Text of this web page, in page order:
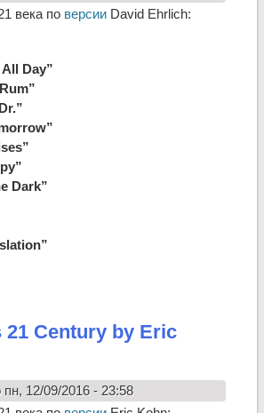
века по версииDavid Ehrlich:
Day”
Dark”
21 Century by Eric
12/09/2016 - 23:58